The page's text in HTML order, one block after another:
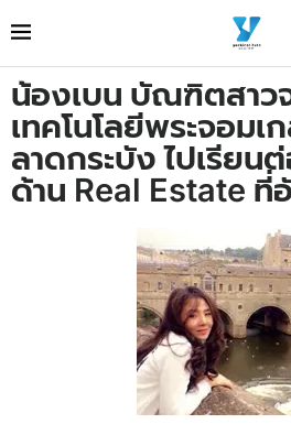
น้องเบน บัณฑิตสาว
เทคโนโลยีพระจอมเ
ลาดกระบัง ไปเรีย
ด้าน Real Estate